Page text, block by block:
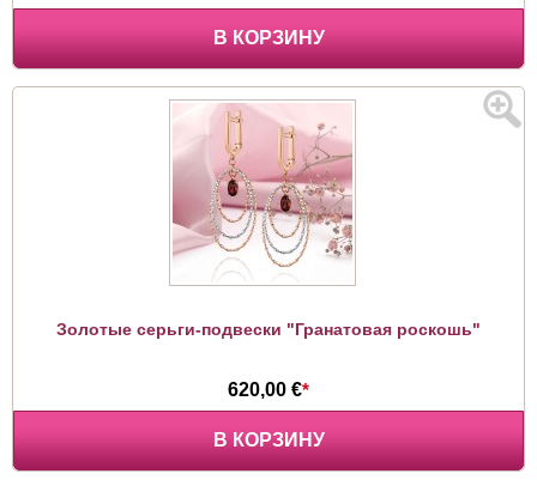
В КОРЗИНУ
Золотые серьги-подвески "Гранатовая роскошь"
620,00 €*
В КОРЗИНУ